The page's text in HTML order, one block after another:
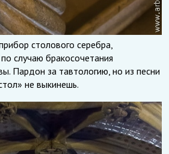
столового серебра,
случаю бракосочетания
Пардон за тавтологию, но из песни
не выкинешь.